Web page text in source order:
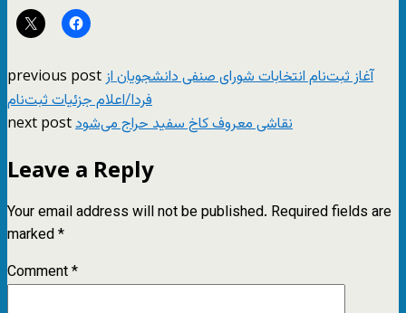
previous post آغاز ثبت‌نام انتخابات شورای صنفی دانشجویان از
فردا/اعلام جزئیات ثبت‌نام
next postنقاشی معروف کاخ سفید حراج می‌شود
Leave a Reply
Your email address will not be published. Required fields are
marked*
Comment*